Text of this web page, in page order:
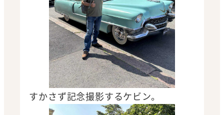
すかさず記念撮影するケビン。